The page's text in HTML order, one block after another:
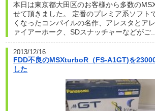
本日は東京都大田区のお客様から多数の
せて頂きました。 定番のプレミア系ソフト
くなったコンパイルの名作、アレスタとア
ァイアーホーク、SDスナッチャーなどがご
2013/12/16
FDD不良のMSXturboR（FS-A1GT)を
した